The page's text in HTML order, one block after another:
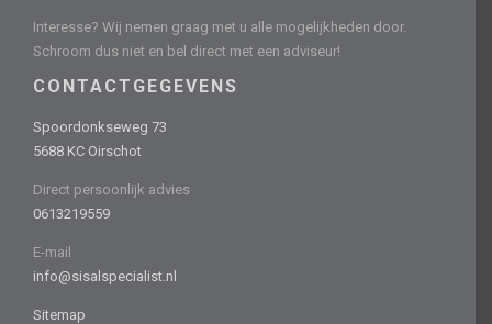
Interesse? Wij nemen graag met u alle mogelijkheden door.
Schroom dus niet en bel direct met een adviseur!
CONTACTGEGEVENS
Spoordonkseweg 73
5688 KC Oirschot
Direct persoonlijk advies
0613219559
E-mail
info@sisalspecialist.nl
Sitemap